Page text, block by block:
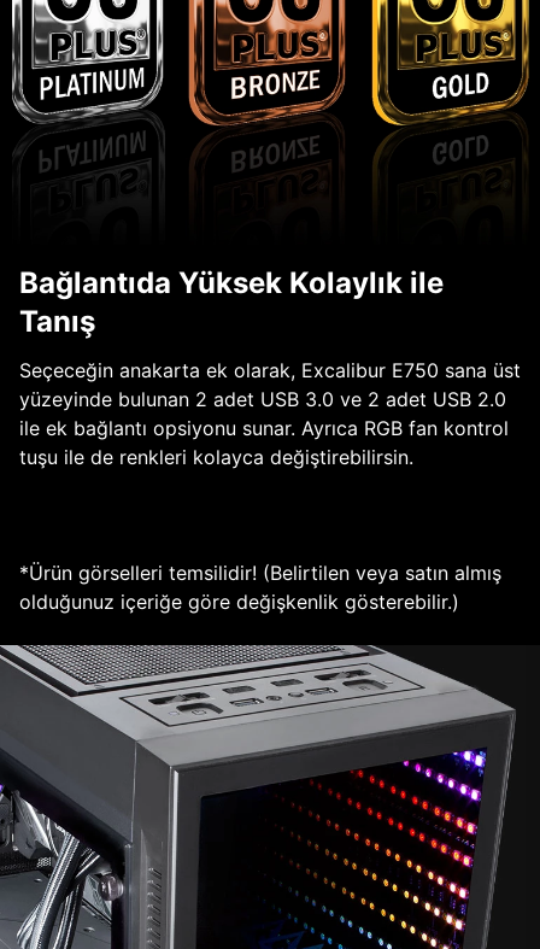
Bağlantıda Yüksek Kolaylık ile
Tanış
Seçeceğin anakarta ek olarak, Excalibur E750 sana üst
yüzeyinde bulunan 2 adet USB 3.0 ve 2 adet USB 2.0
ile ek bağlantı opsiyonu sunar. Ayrıca RGB fan kontrol
tuşu ile de renkleri kolayca değiştirebilirsin.
*Ürün görselleri temsilidir! (Belirtilen veya satın almış
olduğunuz içeriğe göre değişkenlik gösterebilir.)